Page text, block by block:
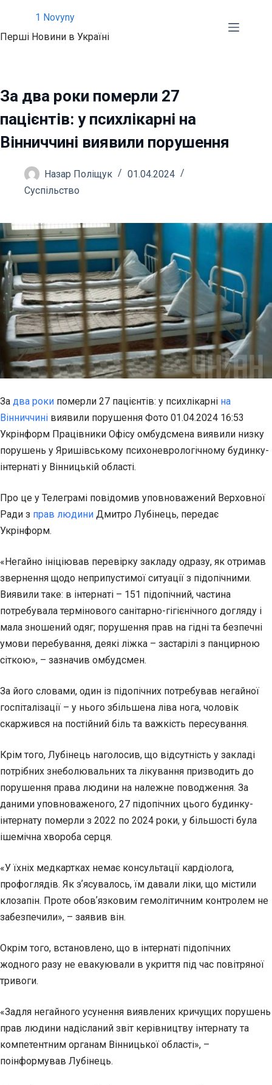
вмісту
1 Novyny
Перші Новини в Україні
За два роки померли 27
пацієнтів: у психлікарні на
Вінниччині виявили порушення
Назар Поліщук
01.04.2024
Суспільство
За два роки померли 27 пацієнтів: у психлікарні на
Вінниччині виявили порушення Фото 01.04.2024 16:53
Укрінформ Працівники Офісу омбудсмена виявили низку
порушень у Яришівському психоневрологічному будинку-
інтернаті у Вінницькій області.
Про це у Телеграмі повідомив уповноважений Верховної
Ради з прав людини Дмитро Лубінець, передає
Укрінформ.
«Негайно ініціював перевірку закладу одразу, як отримав
звернення щодо неприпустимої ситуації з підопічними.
Виявили таке: в інтернаті – 151 підопічний, частина
потребувала термінового санітарно-гігієнічного догляду і
мала зношений одяг; порушення прав на гідні та безпечні
умови перебування, деякі ліжка – застарілі з панцирною
сіткою», – зазначив омбудсмен.
За його словами, один із підопічних потребував негайної
госпіталізації – у нього збільшена ліва нога, чоловік
скаржився на постійний біль та важкість пересування.
Крім того, Лубінець наголосив, що відсутність у закладі
потрібних знеболювальних та лікування призводить до
порушення права людини на належне поводження. За
даними уповноваженого, 27 підопічних цього будинку-
інтернату померли з 2022 по 2024 роки, у більшості була
ішемічна хвороба серця.
«У їхніх медкартках немає консультації кардіолога,
профоглядів. Як зʼясувалось, їм давали ліки, що містили
клозапін. Проте обовʼязковим гемолітичним контролем не
забезпечили», – заявив він.
Окрім того, встановлено, що в інтернаті підопічних
жодного разу не евакуювали в укриття під час повітряної
тривоги.
«Задля негайного усунення виявлених кричущих порушень
прав людини надісланий звіт керівництву інтернату та
компетентним органам Вінницької області», –
поінформував Лубінець.